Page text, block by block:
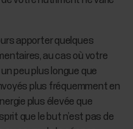
apporter quelques
au cas où votre
peu plus longue que
plus fréquemment en
plus élevée que
que le but n’est pas de